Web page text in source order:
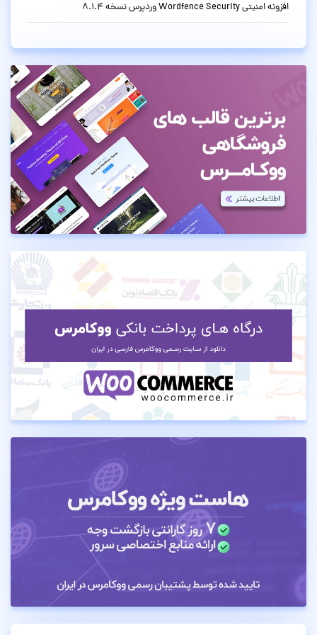
افزونه امنیتی Wordfence Security وردپرس نسخه 8.1.4